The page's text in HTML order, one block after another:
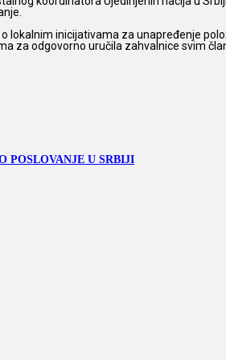
lokalnim inicijativama za unapređenje
za odgovorno uručila zahvalnice svim
POSLOVANJE U SRBIJI